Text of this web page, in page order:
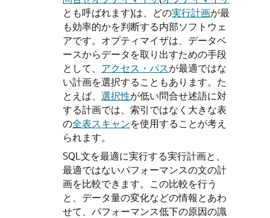
とも呼ばれます)は、どの実行計画が最
も効率的かを判断する内部ソフトウェ
アです。オプティマイザは、データベ
ースからデータを取り出すための手段
として、 アクセス・パスが最適ではな
い計画を選択することもあります。た
とえば、 選択性が低い問合せ述語に対
する計画では、索引ではなく大きな表
の全表スキャンを使用することが考え
られます。
SQL文を最適に実行する実行計画と、
最適ではないパフォーマンスの文の計
画を比較できます。この比較を行う
と、データ量の変化などの情報とあわ
せて、パフォーマンス低下の原因の識